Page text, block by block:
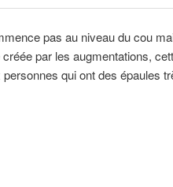
pas au niveau du cou
par les augmentations,
qui ont des épaules